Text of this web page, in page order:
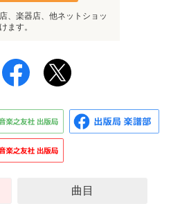
、楽器店、他ネットショッ
ます。
曲目